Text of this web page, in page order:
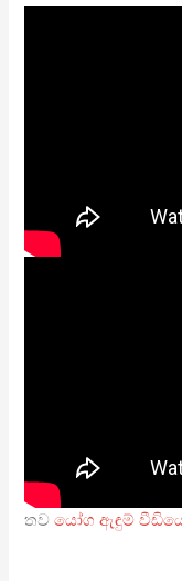
තවයෝග ඇඳුම්